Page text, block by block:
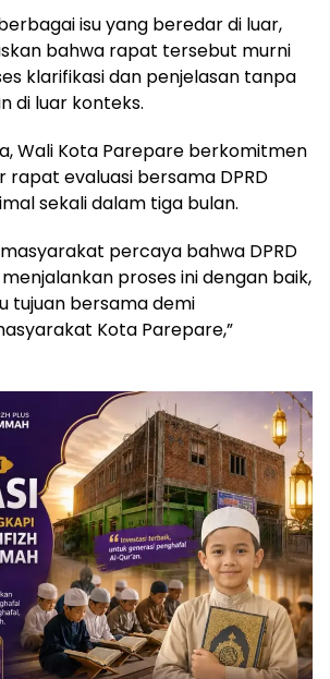
isu yang beredar di luar,
bahwa rapat tersebut murni
klarifikasi dan penjelasan tanpa
di luar konteks.
Wali Kota Parepare berkomitmen
rapat evaluasi bersama DPRD
sekali dalam tiga bulan.
percaya bahwa DPRD
proses ini dengan baik,
tujuan bersama demi
Kota Parepare,”